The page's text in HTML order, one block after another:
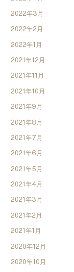
2022年3月
2022年2月
2022年1月
2021年12月
2021年11月
2021年10月
2021年9月
2021年8月
2021年7月
2021年6月
2021年5月
2021年4月
2021年3月
2021年2月
2021年1月
2020年12月
2020年10月